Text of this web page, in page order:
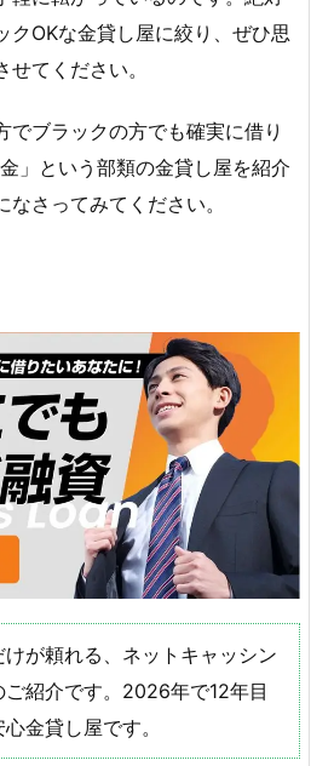
クOKな金貸し屋に絞り、ぜひ思
てください。
でブラックの方でも確実に借り
」という部類の金貸し屋を紹介
さってみてください。
が頼れる、ネットキャッシン
紹介です。2026年で12年目
金貸し屋です。